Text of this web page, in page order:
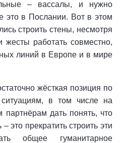
– вассалы, и нужно
это в Послании. Вот в этом
строить стены, несмотря
работать совместно,
линий в Европе и в мире
жёсткая позиция по
в том числе на
дать понять, что
это прекратить строить эти
общее гуманитарное